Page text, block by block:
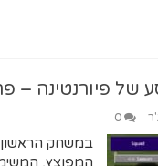
פיורנטינה –
0
במשחק
המפוצץ,